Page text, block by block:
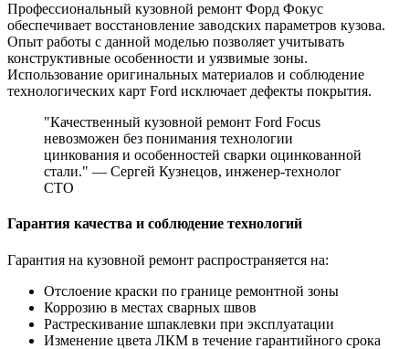
Профессиональный кузовной ремонт Форд Фокус
обеспечивает восстановление заводских параметров кузова.
Опыт работы с данной моделью позволяет учитывать
конструктивные особенности и уязвимые зоны.
Использование оригинальных материалов и соблюдение
технологических карт Ford исключает дефекты покрытия.
"Качественный кузовной ремонт Ford Focus
невозможен без понимания технологии
цинкования и особенностей сварки оцинкованной
стали." — Сергей Кузнецов, инженер-технолог
СТО
Гарантия качества и соблюдение технологий
Гарантия на кузовной ремонт распространяется на:
Отслоение краски по границе ремонтной зоны
Коррозию в местах сварных швов
Растрескивание шпаклевки при эксплуатации
Изменение цвета ЛКМ в течение гарантийного срока